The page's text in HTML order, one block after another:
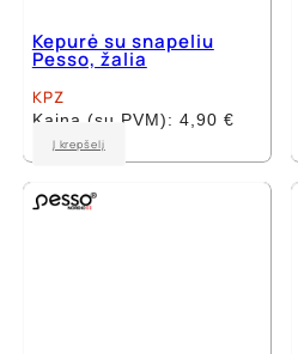
Kepurė su snapeliu
Pesso, žalia
KPZ
Kaina (su PVM): 4,90 €
Į krepšelį